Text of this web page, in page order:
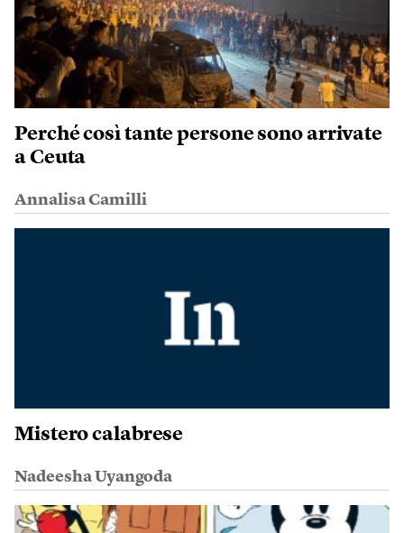
Perché così tante persone sono arrivate
a Ceuta
Annalisa Camilli
Mistero calabrese
Nadeesha Uyangoda